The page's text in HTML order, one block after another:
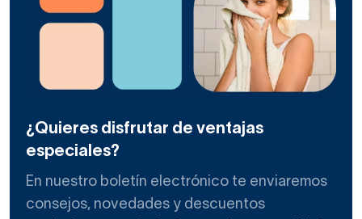
¿Quieres disfrutar de ventajas
especiales?
En nuestro boletín electrónico te enviaremos
consejos, novedades y descuentos